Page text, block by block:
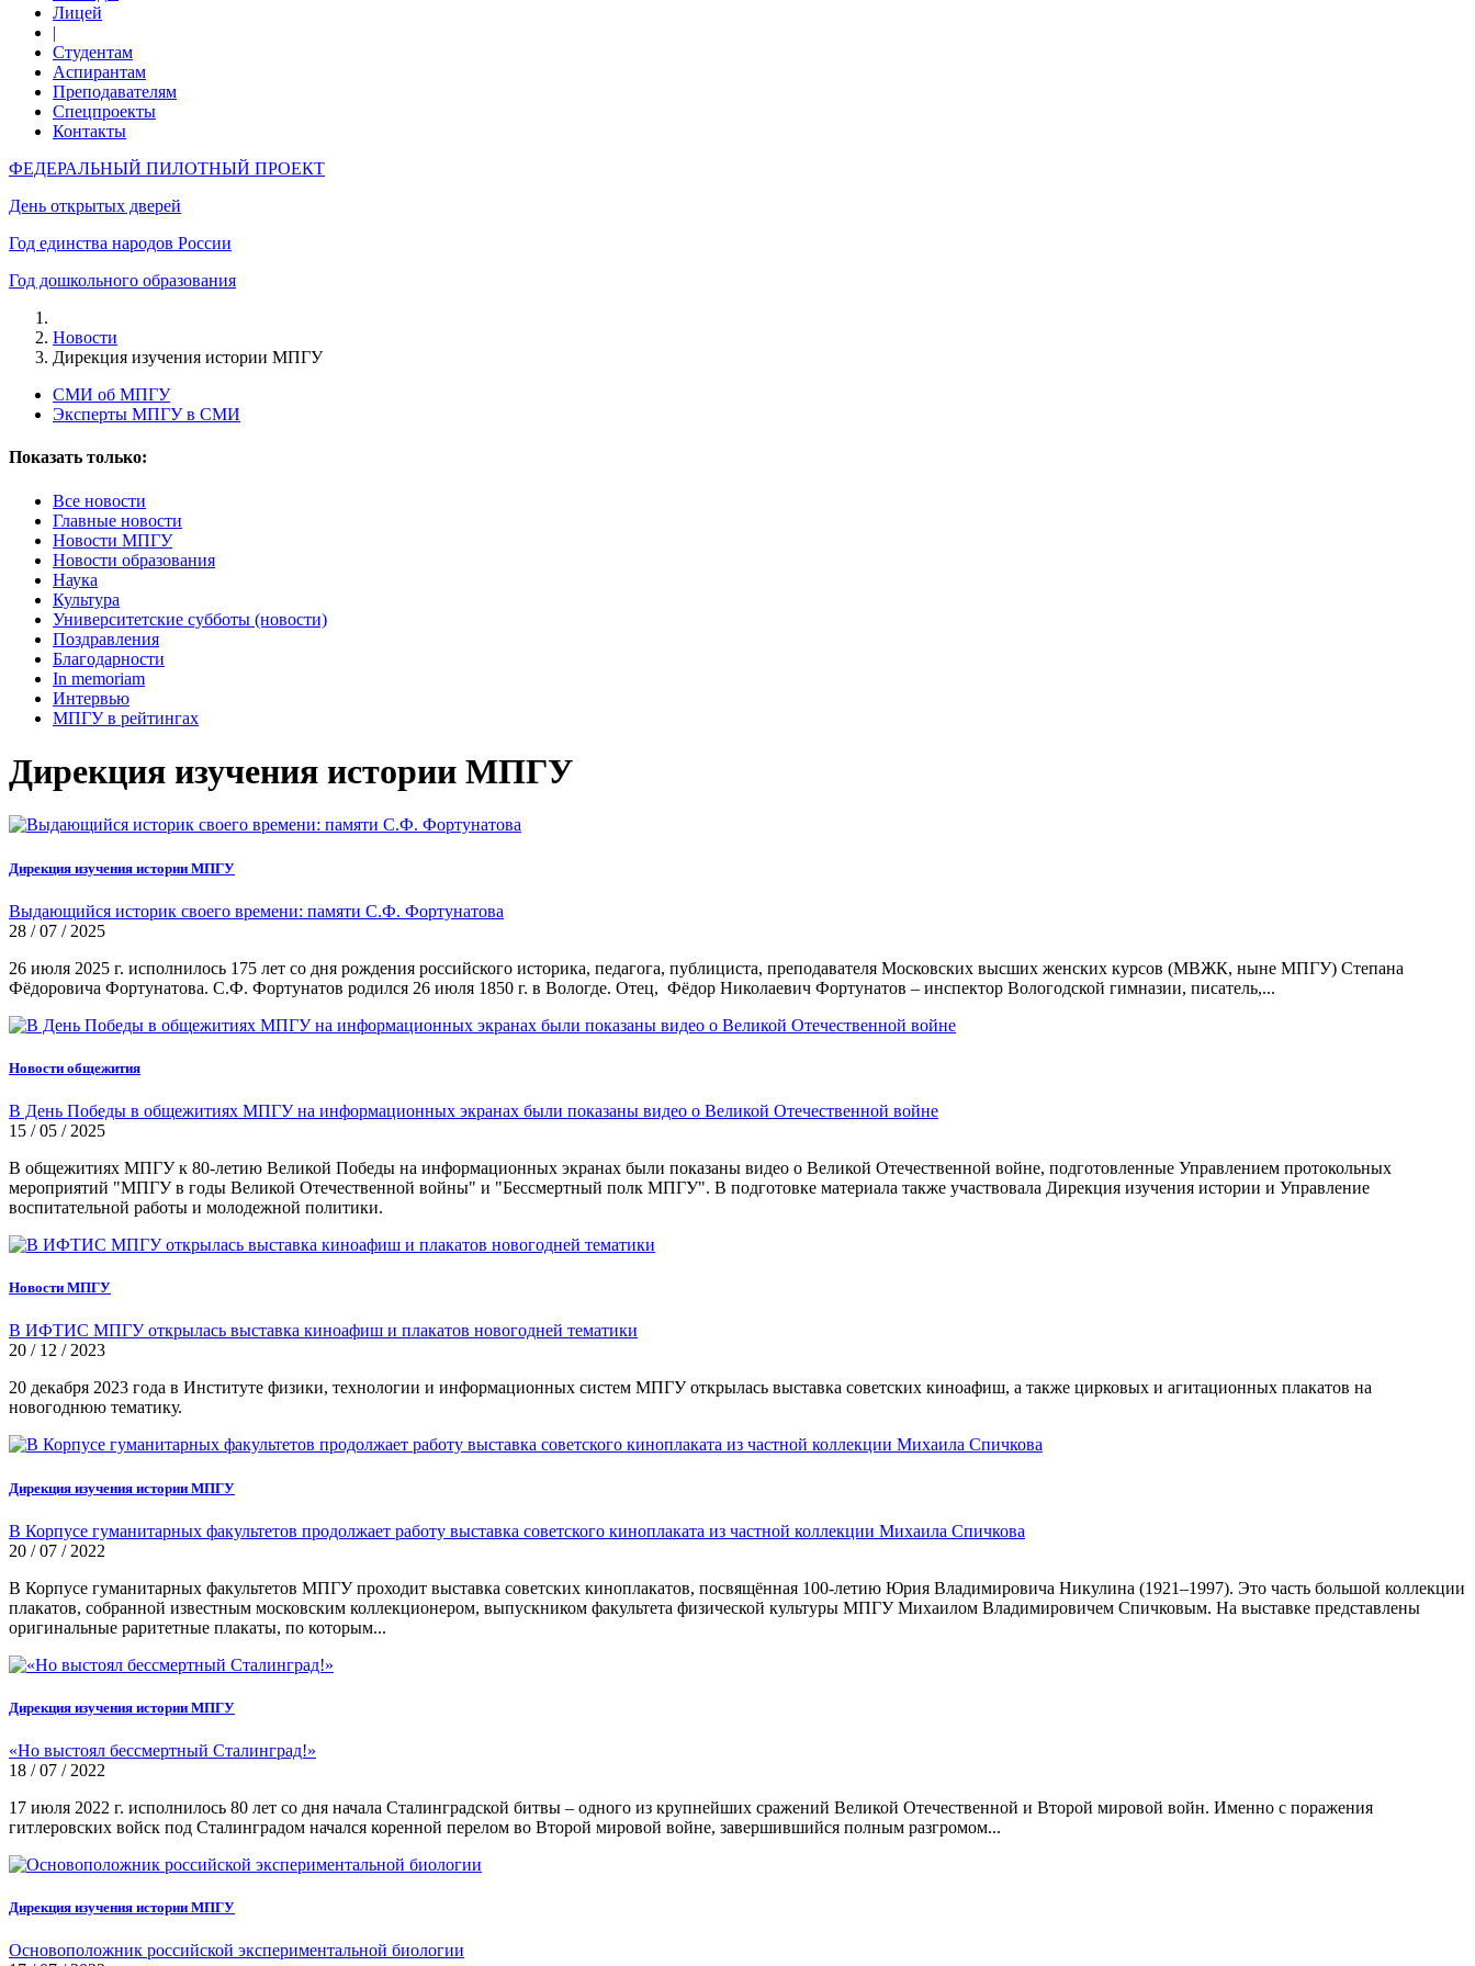
Лицей
|
Студентам
Аспирантам
Преподавателям
Спецпроекты
Контакты
ФЕДЕРАЛЬНЫЙ ПИЛОТНЫЙ ПРОЕКТ
День открытых дверей
Год единства народов России
Год дошкольного образования
Новости
Дирекция изучения истории МПГУ
СМИ об МПГУ
Эксперты МПГУ в СМИ
Показать только:
Все новости
Главные новости
Новости МПГУ
Новости образования
Наука
Культура
Университетские субботы (новости)
Поздравления
Благодарности
In memoriam
Интервью
МПГУ в рейтингах
Дирекция изучения истории МПГУ
Дирекция изучения истории МПГУ
Выдающийся историк своего времени: памяти С.Ф. Фортунатова
28 / 07 / 2025
26 июля 2025 г. исполнилось 175 лет со дня рождения российского историка, педагога, публициста, преподавателя Московских высших женских курсов (МВЖК, ныне МПГУ) Степана
Фёдоровича Фортунатова. С.Ф. Фортунатов родился 26 июля 1850 г. в Вологде. Отец, Фёдор Николаевич Фортунатов – инспектор Вологодской гимназии, писатель,...
Новости общежития
В День Победы в общежитиях МПГУ на информационных экранах были показаны видео о Великой Отечественной войне
15 / 05 / 2025
В общежитиях МПГУ к 80-летию Великой Победы на информационных экранах были показаны видео о Великой Отечественной войне, подготовленные Управлением протокольных
мероприятий "МПГУ в годы Великой Отечественной войны" и "Бессмертный полк МПГУ". В подготовке материала также участвовала Дирекция изучения истории и Управление
воспитательной работы и молодежной политики.
Новости МПГУ
В ИФТИС МПГУ открылась выставка киноафиш и плакатов новогодней тематики
20 / 12 / 2023
20 декабря 2023 года в Институте физики, технологии и информационных систем МПГУ открылась выставка советских киноафиш, а также цирковых и агитационных плакатов на
новогоднюю тематику.
Дирекция изучения истории МПГУ
В Корпусе гуманитарных факультетов продолжает работу выставка советского киноплаката из частной коллекции Михаила Спичкова
20 / 07 / 2022
В Корпусе гуманитарных факультетов МПГУ проходит выставка советских киноплакатов, посвящённая 100-летию Юрия Владимировича Никулина (1921–1997). Это часть большой коллекции
плакатов, собранной известным московским коллекционером, выпускником факультета физической культуры МПГУ Михаилом Владимировичем Спичковым. На выставке представлены
оригинальные раритетные плакаты, по которым...
Дирекция изучения истории МПГУ
«Но выстоял бессмертный Сталинград!»
18 / 07 / 2022
17 июля 2022 г. исполнилось 80 лет со дня начала Сталинградской битвы – одного из крупнейших сражений Великой Отечественной и Второй мировой войн. Именно с поражения
гитлеровских войск под Сталинградом начался коренной перелом во Второй мировой войне, завершившийся полным разгромом...
Дирекция изучения истории МПГУ
Основоположник российской экспериментальной биологии